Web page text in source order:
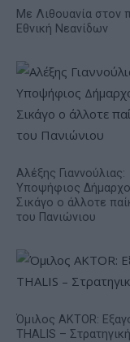
Με Λιθουανία στον
Εθνική Νεανίδων
Αλέξης Γιαννούλιας:
Υποψήφιος
Σικάγο ο άλλοτε
του Πανιώνιου
Όμιλος AKTOR:
THALIS –